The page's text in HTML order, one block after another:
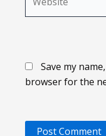
Save my
browser for the